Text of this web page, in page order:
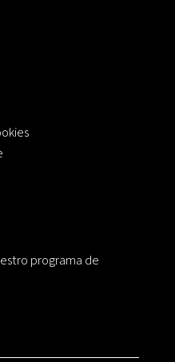
programa de